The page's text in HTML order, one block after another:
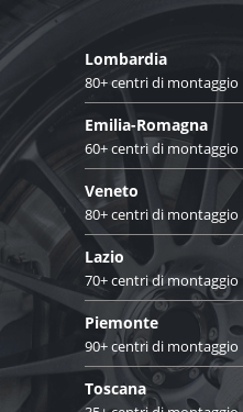
Lombardia
80+ centri di montaggio
Emilia-Romagna
60+ centri di montaggio
Veneto
80+ centri di montaggio
Lazio
70+ centri di montaggio
Piemonte
90+ centri di montaggio
Toscana